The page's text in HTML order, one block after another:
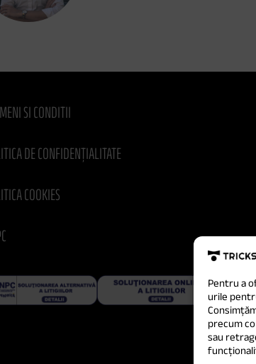
Pentru a
urile
precum
sau
SI CONDITII
DE CONFIDENȚIALITATE
COOKIES